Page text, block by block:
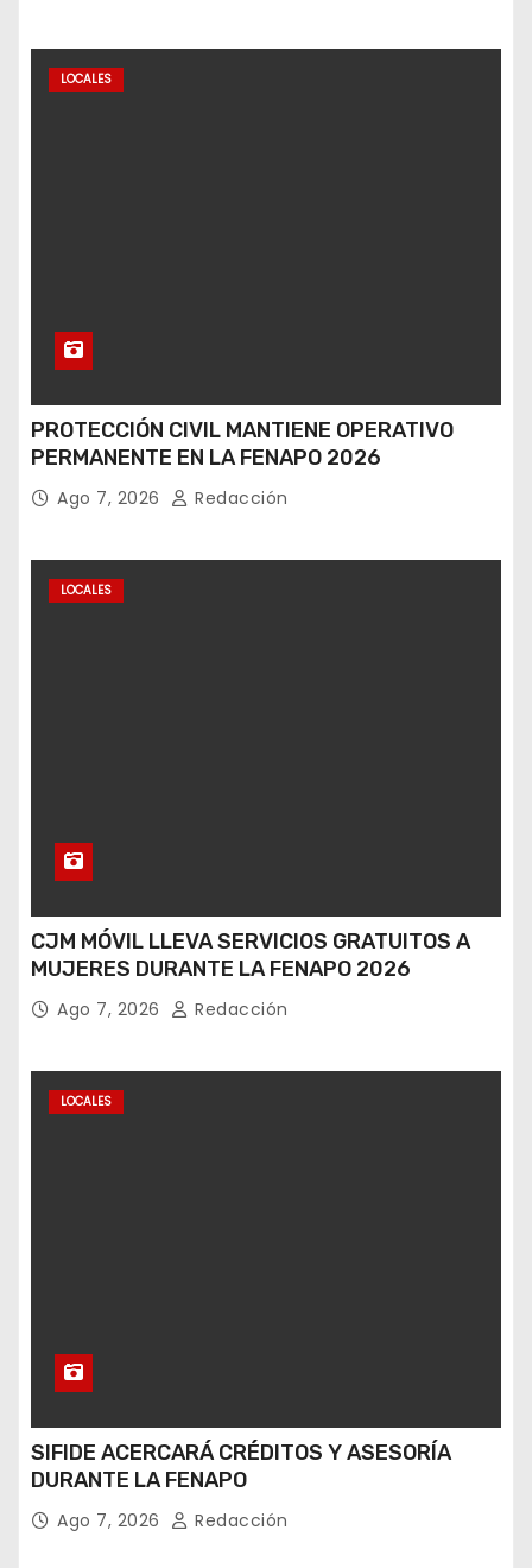
LOCALES
PROTECCIÓN CIVIL MANTIENE OPERATIVO
PERMANENTE EN LA FENAPO 2026
Ago 7, 2026 Redacción
LOCALES
CJM MÓVIL LLEVA SERVICIOS GRATUITOS A
MUJERES DURANTE LA FENAPO 2026
Ago 7, 2026 Redacción
LOCALES
SIFIDE ACERCARÁ CRÉDITOS Y ASESORÍA
DURANTE LA FENAPO
Ago 7, 2026 Redacción